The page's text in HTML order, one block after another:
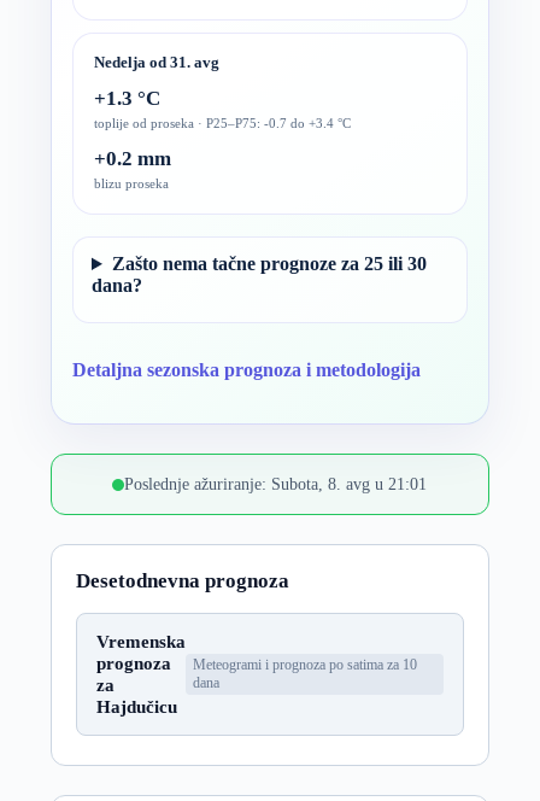
Nedelja od 31. avg
+1.3 °C
toplije od proseka · P25–P75: -0.7 do +3.4 °C
+0.2 mm
blizu proseka
Zašto nema tačne prognoze za 25 ili 30
dana?
Detaljna sezonska prognoza i metodologija
Poslednje ažuriranje: Subota, 8. avg u 21:01
Desetodnevna prognoza
Vremenska
prognoza
za
Hajdučicu
Meteogrami i prognoza po satima za 10
dana